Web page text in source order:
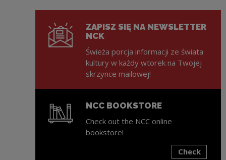
ZAPISZ SIĘ NA NEWSLETTER
NCK
Świeża porcja informacji ze świata
kultury w każdy wtorek na Twojej
skrzynce mailowej!
NCC BOOKSTORE
Check out the NCC online
bookstore!
Check